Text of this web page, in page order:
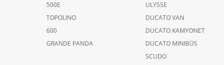
500E
TOPOLINO
600
GRANDE PANDA
ULYSSE
DUCATO VAN
DUCATO KAMYONET
DUCATO MINIBÜS
SCUDO